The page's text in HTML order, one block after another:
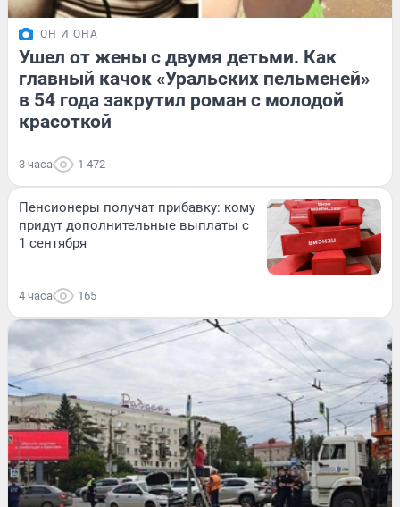
ОН И ОНА
Ушел от жены с двумя детьми. Как
главный качок «Уральских пельменей»
в 54 года закрутил роман с молодой
красоткой
3 часа 1 472
Пенсионеры получат прибавку: кому
придут дополнительные выплаты с
1 сентября
4 часа 165